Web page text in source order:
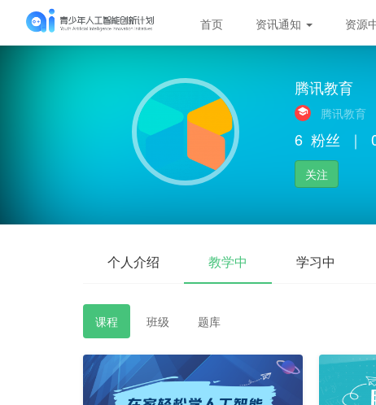
首页 资讯通知 资源
腾讯教育
腾讯教育
6 粉丝 ｜
关注
个人介绍 教学中 学习中
课程 班级 题库